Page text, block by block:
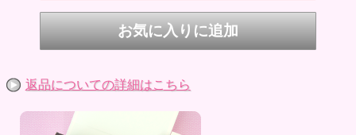
返品についての詳細はこちら